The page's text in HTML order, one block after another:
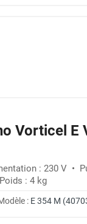
-35%
Vorticel E
: 230 V •
: 4 kg
: E 354 M